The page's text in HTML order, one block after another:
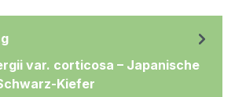
var. corticosa – Japanische
Kiefer